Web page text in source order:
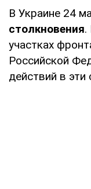
В Украине 24
столкновения.
участках
Российской
действий в эти